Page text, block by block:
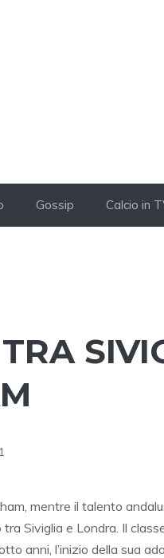
Gossip Calcio in
mentre il talento
tra Siviglia e Londra. Il
anni, l’inizio della sua